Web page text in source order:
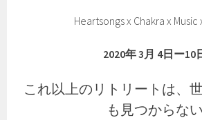
Heartsongs x Chakra x Music
2020年 3月 4日ー10
これ以上のリトリートは、
も見つからない